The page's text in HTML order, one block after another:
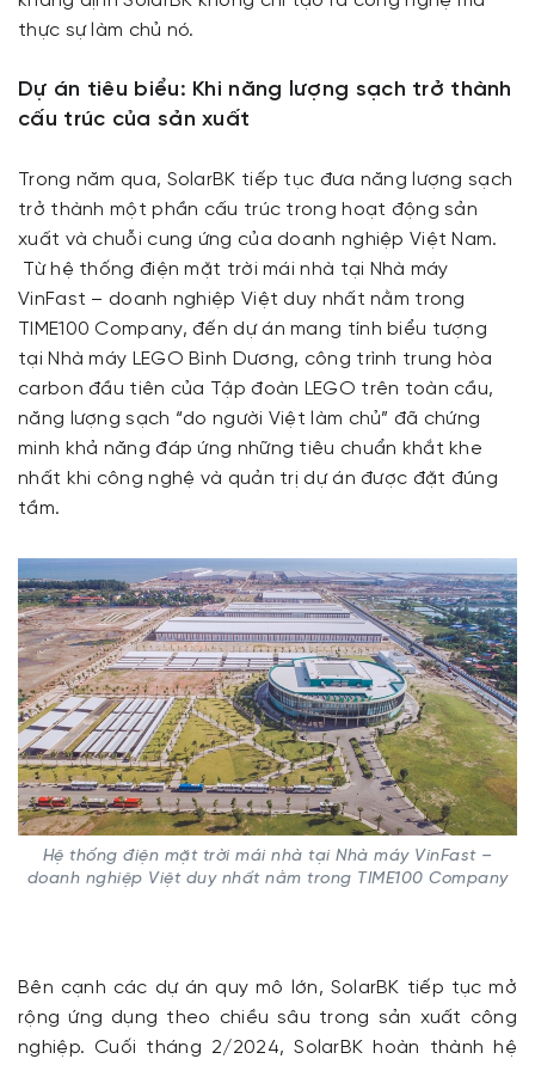
thực sự làm chủ nó.
Dự án tiêu biểu: Khi năng lượng sạch trở thành
cấu trúc của sản xuất
Trong năm qua, SolarBK tiếp tục đưa năng lượng sạch
trở thành một phần cấu trúc trong hoạt động sản
xuất và chuỗi cung ứng của doanh nghiệp Việt Nam.
Từ hệ thống điện mặt trời mái nhà tại Nhà máy
VinFast – doanh nghiệp Việt duy nhất nằm trong
TIME100 Company, đến dự án mang tính biểu tượng
tại Nhà máy LEGO Bình Dương, công trình trung hòa
carbon đầu tiên của Tập đoàn LEGO trên toàn cầu,
năng lượng sạch “do người Việt làm chủ” đã chứng
minh khả năng đáp ứng những tiêu chuẩn khắt khe
nhất khi công nghệ và quản trị dự án được đặt đúng
tầm.
Hệ thống điện mặt trời mái nhà tại Nhà máy VinFast –
doanh nghiệp Việt duy nhất nằm trong TIME100 Company
Bên cạnh các dự án quy mô lớn, SolarBK tiếp tục mở
rộng ứng dụng theo chiều sâu trong sản xuất công
nghiệp. Cuối tháng 2/2024, SolarBK hoàn thành hệ